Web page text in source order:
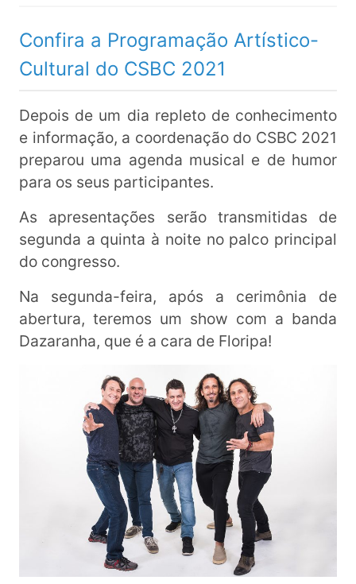
Confira a Programação Artístico-
Cultural do CSBC 2021
Depois de um dia repleto de conhecimento
e informação, a coordenação do CSBC 2021
preparou uma agenda musical e de humor
para os seus participantes.
As apresentações serão transmitidas de
segunda a quinta à noite no palco principal
do congresso.
Na segunda-feira, após a cerimônia de
abertura, teremos um show com a banda
Dazaranha, que é a cara de Floripa!